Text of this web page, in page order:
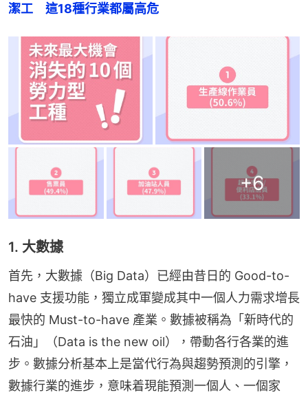
潔工　這18種行業都屬高危
+6
1. 大數據
首先，大數據（Big Data）已經由昔日的 Good-to-
have 支援功能，獨立成軍變成其中一個人力需求增長
最快的 Must-to-have 產業。數據被稱為「新時代的
石油」（Data is the new oil），帶動各行各業的進
步。數據分析基本上是當代行為與趨勢預測的引擎，
數據行業的進步，意味着現能預測一個人、一個家